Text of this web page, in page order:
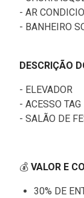
- AR
- BANHEIRO
DESCRIÇÃO
- ELEVADOR
- ACESSO TAG
- SALÃO DE
💰 VALOR E
30% DE